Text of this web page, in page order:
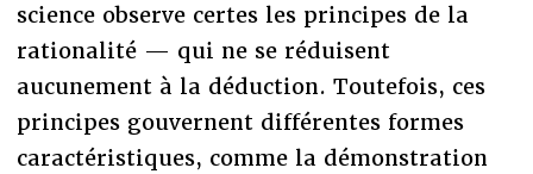
science observe certes les principes de la
rationalité — qui ne se réduisent
aucunement à la déduction. Toutefois, ces
principes gouvernent différentes formes
caractéristiques, comme la démonstration